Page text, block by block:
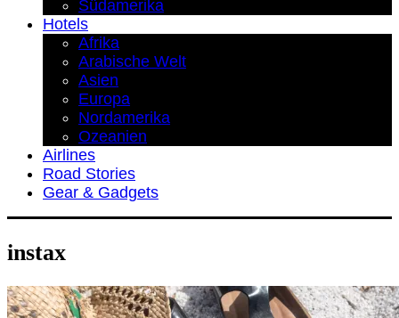
Südamerika
Hotels
Afrika
Arabische Welt
Asien
Europa
Nordamerika
Ozeanien
Airlines
Road Stories
Gear & Gadgets
instax